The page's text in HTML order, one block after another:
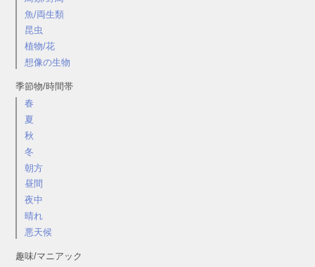
魚/両生類
昆虫
植物/花
想像の生物
季節物/時間帯
春
夏
秋
冬
朝方
昼間
夜中
晴れ
悪天候
趣味/マニアック